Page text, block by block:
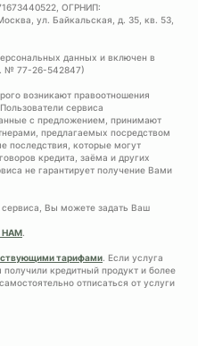
ОГРНИП:
ул. Байкальская, д. 35, кв. 53,
данных и включен в
№ 77-26-542847)
возникают правоотношения
сервиса
с предложением, принимают
предлагаемых посредством
последствия, которые могут
кредита, заёма и других
не гарантирует получение Вами
сервиса, Вы можете задать Ваш
НАМ.
тарифами. Если услуга
кредитный продукт и более
отписаться от услуги